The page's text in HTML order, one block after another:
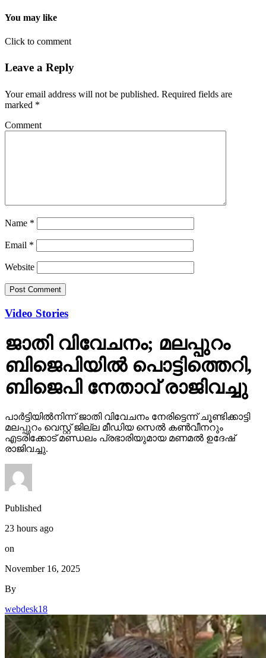
You may like
Click to comment
Leave a Reply
Your email address will not be published. Required fields are
marked *
Comment
Name *
Email *
Website
Video Stories
ജാതി വിവേചനം; മലപ്പുറം
ബിജെപിയില്‍ പൊട്ടിത്തെറി,
ബിജെപി നേതാവ് രാജിവച്ചു
പാര്‍ട്ടിയില്‍നിന്ന് ജാതി വിവേചനം നേരിട്ടെന്ന് ചൂണ്ടിക്കാട്ടി
മലപ്പുറം വെസ്റ്റ് ജില്ല മീഡിയ സെല്‍ കണ്‍വീനറും
എടരിക്കോട് മണ്ഡലം പ്രഭാരിയുമായ മണമല്‍ ഉദേഷ്
രാജിവച്ചു.
Published
23 hours ago
on
November 16, 2025
By
webdesk18